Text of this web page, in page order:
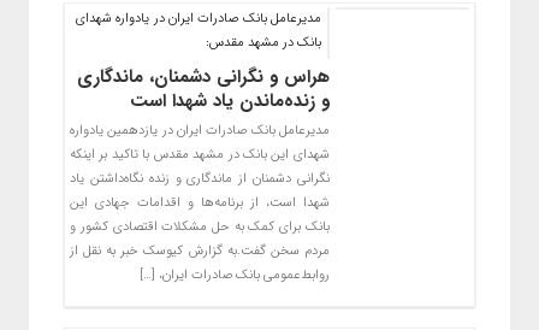
​مدیرعامل بانک صادرات ایران در یادواره شهدای
بانک در مشهد مقدس:
هراس و نگرانی دشمنان، ماندگاری
و زنده‌ماندن یاد شهدا است
مدیرعامل بانک صادرات ایران در یازدهمین یادواره
شهدای این بانک در مشهد مقدس با تاکید بر اینکه
نگرانی دشمنان از ماندگاری و زنده نگاه‌داشتن یاد
شهدا است، از برنامه‌ها و اقدامات جهادی این
بانک برای کمک به حل مشکلات اقتصادی کشور و
مردم سخن گفت.به گزارش کیوسک خبر به نقل از
روابط‌عمومی بانک صادرات ایران، […]